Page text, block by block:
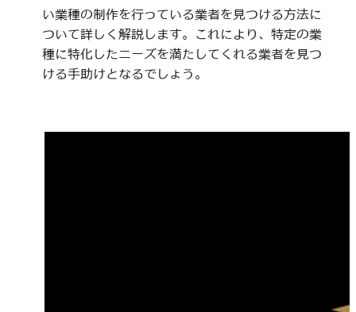
い業種の制作を行っている業者を見つける方法に
ついて詳しく解説します。これにより、特定の業
種に特化したニーズを満たしてくれる業者を見つ
ける手助けとなるでしょう。